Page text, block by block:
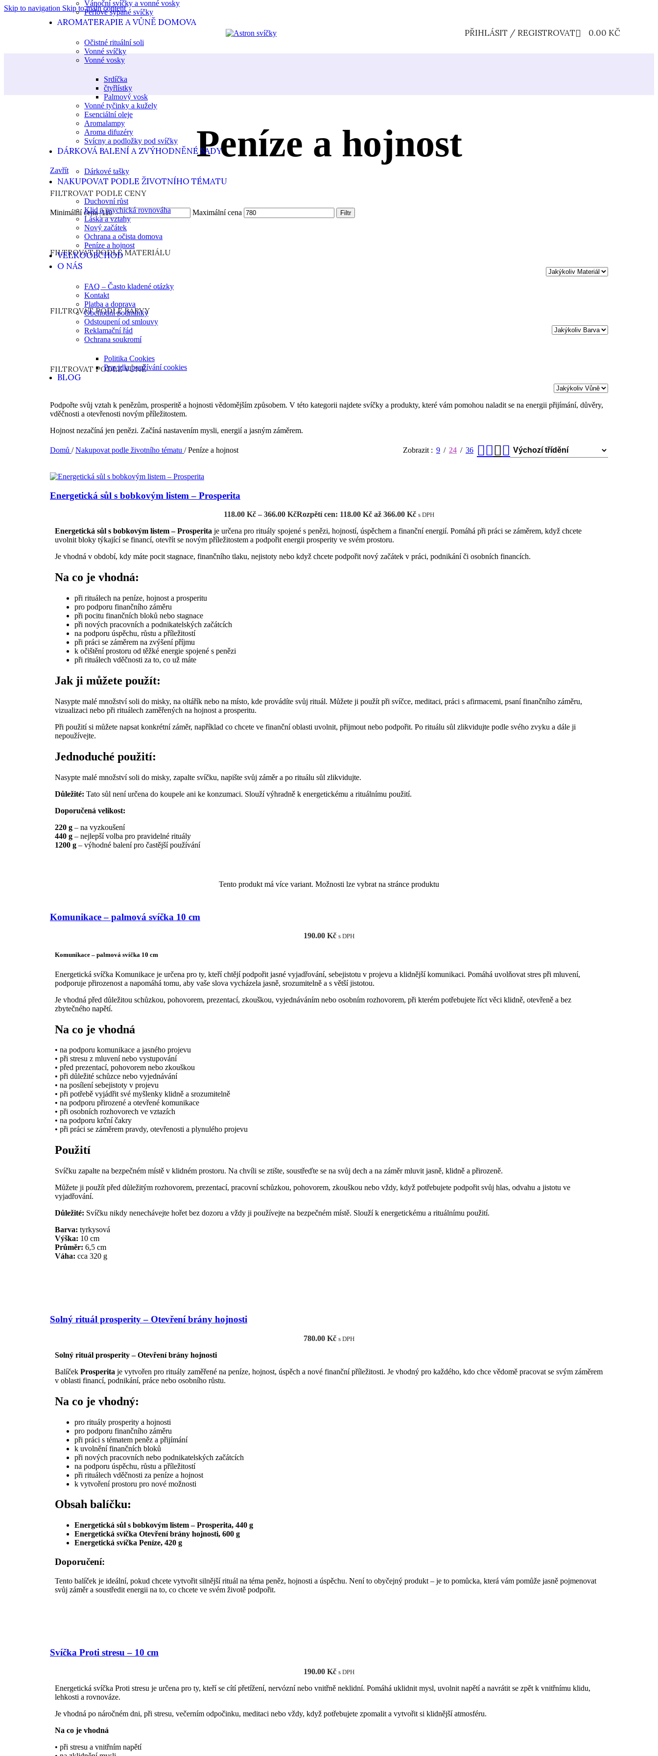
Skip to navigation Skip to main content
PŘIHLÁSIT / REGISTROVAT 0.00 KČ
Vánoční svíčky a vonné vosky
Perlové sypané svíčky
AROMATERAPIE A VŮNĚ DOMOVA
Očistné rituální soli
Vonné svíčky
Vonné vosky
Srdíčka
čtyřlístky
Palmový vosk
Vonné tyčinky a kužely
Esenciální oleje
Aromalampy
Aroma difuzéry
Svícny a podložky pod svíčky
DÁRKOVÁ BALENÍ A ZVÝHODNĚNÉ SADY
Dárkové tašky
NAKUPOVAT PODLE ŽIVOTNÍHO TÉMATU
Duchovní růst
Klid a psychická rovnováha
Láska a vztahy
Nový začátek
Ochrana a očista domova
Peníze a hojnost
VELKOOBCHOD
O NÁS
FAQ – Často kladené otázky
Kontakt
Platba a doprava
Obchodní podmínky
Odstoupení od smlouvy
Reklamační řád
Ochrana soukromí
Politika Cookies
Pravidla používání cookies
BLOG
Peníze a hojnost
Zavřít
FILTROVAT PODLE CENY
Minimální cena Maximální cena Filtr
FILTROVAT PODLE MATERIÁLU
FILTROVAT PODLE BARVY
FILTROVAT PODLE VŮNĚ
Podpořte svůj vztah k penězům, prosperitě a hojnosti vědomějším způsobem. V této kategorii najdete svíčky a produkty, které vám pomohou naladit se na energii přijímání, důvěry,
vděčnosti a otevřenosti novým příležitostem.
Hojnost nezačíná jen penězi. Začíná nastavením mysli, energií a jasným záměrem.
Domů / Nakupovat podle životního tématu / Peníze a hojnost Zobrazit 9 24 36
Energetická sůl s bobkovým listem – Prosperita
118.00 Kč – 366.00 KčRozpětí cen: 118.00 Kč až 366.00 Kč s DPH
Energetická sůl s bobkovým listem – Prosperita je určena pro rituály spojené s penězi, hojností, úspěchem a finanční energií. Pomáhá při práci se záměrem, když chcete
uvolnit bloky týkající se financí, otevřít se novým příležitostem a podpořit energii prosperity ve svém prostoru.
Je vhodná v období, kdy máte pocit stagnace, finančního tlaku, nejistoty nebo když chcete podpořit nový začátek v práci, podnikání či osobních financích.
Na co je vhodná:
při rituálech na peníze, hojnost a prosperitu
pro podporu finančního záměru
při pocitu finančních bloků nebo stagnace
při nových pracovních a podnikatelských začátcích
na podporu úspěchu, růstu a příležitostí
při práci se záměrem na zvýšení příjmu
k očištění prostoru od těžké energie spojené s penězi
při rituálech vděčnosti za to, co už máte
Jak ji můžete použít:
Nasypte malé množství soli do misky, na oltářík nebo na místo, kde provádíte svůj rituál. Můžete ji použít při svíčce, meditaci, práci s afirmacemi, psaní finančního záměru,
vizualizaci nebo při rituálech zaměřených na hojnost a prosperitu.
Při použití si můžete napsat konkrétní záměr, například co chcete ve finanční oblasti uvolnit, přijmout nebo podpořit. Po rituálu sůl zlikvidujte podle svého zvyku a dále ji
nepoužívejte.
Jednoduché použití:
Nasypte malé množství soli do misky, zapalte svíčku, napište svůj záměr a po rituálu sůl zlikvidujte.
Důležité: Tato sůl není určena do koupele ani ke konzumaci. Slouží výhradně k energetickému a rituálnímu použití.
Doporučená velikost:
220 g – na vyzkoušení
440 g – nejlepší volba pro pravidelné rituály
1200 g – výhodné balení pro častější používání
Tento produkt má více variant. Možnosti lze vybrat na stránce produktu
Komunikace – palmová svíčka 10 cm
190.00 Kč s DPH
Komunikace – palmová svíčka 10 cm
Energetická svíčka Komunikace je určena pro ty, kteří chtějí podpořit jasné vyjadřování, sebejistotu v projevu a klidnější komunikaci. Pomáhá uvolňovat stres při mluvení,
podporuje přirozenost a napomáhá tomu, aby vaše slova vycházela jasně, srozumitelně a s větší jistotou.
Je vhodná před důležitou schůzkou, pohovorem, prezentací, zkouškou, vyjednáváním nebo osobním rozhovorem, při kterém potřebujete říct věci klidně, otevřeně a bez
zbytečného napětí.
Na co je vhodná
• na podporu komunikace a jasného projevu
• při stresu z mluvení nebo vystupování
• před prezentací, pohovorem nebo zkouškou
• při důležité schůzce nebo vyjednávání
• na posílení sebejistoty v projevu
• při potřebě vyjádřit své myšlenky klidně a srozumitelně
• na podporu přirozené a otevřené komunikace
• při osobních rozhovorech ve vztazích
• na podporu krční čakry
• při práci se záměrem pravdy, otevřenosti a plynulého projevu
Použití
Svíčku zapalte na bezpečném místě v klidném prostoru. Na chvíli se ztište, soustřeďte se na svůj dech a na záměr mluvit jasně, klidně a přirozeně.
Můžete ji použít před důležitým rozhovorem, prezentací, pracovní schůzkou, pohovorem, zkouškou nebo vždy, když potřebujete podpořit svůj hlas, odvahu a jistotu ve
vyjadřování.
Důležité: Svíčku nikdy nenechávejte hořet bez dozoru a vždy ji používejte na bezpečném místě. Slouží k energetickému a rituálnímu použití.
Barva: tyrkysová
Výška: 10 cm
Průměr: 6,5 cm
Váha: cca 320 g
Solný rituál prosperity – Otevření brány hojnosti
780.00 Kč s DPH
Solný rituál prosperity – Otevření brány hojnosti
Balíček Prosperita je vytvořen pro rituály zaměřené na peníze, hojnost, úspěch a nové finanční příležitosti. Je vhodný pro každého, kdo chce vědomě pracovat se svým záměrem
v oblasti financí, podnikání, práce nebo osobního růstu.
Na co je vhodný:
pro rituály prosperity a hojnosti
pro podporu finančního záměru
při práci s tématem peněz a přijímání
k uvolnění finančních bloků
při nových pracovních nebo podnikatelských začátcích
na podporu úspěchu, růstu a příležitostí
při rituálech vděčnosti za peníze a hojnost
k vytvoření prostoru pro nové možnosti
Obsah balíčku:
Energetická sůl s bobkovým listem – Prosperita, 440 g
Energetická svíčka Otevření brány hojnosti, 600 g
Energetická svíčka Peníze, 420 g
Doporučení:
Tento balíček je ideální, pokud chcete vytvořit silnější rituál na téma peněz, hojnosti a úspěchu. Není to obyčejný produkt – je to pomůcka, která vám pomůže jasně pojmenovat
svůj záměr a soustředit energii na to, co chcete ve svém životě podpořit.
Svíčka Proti stresu – 10 cm
190.00 Kč s DPH
Energetická svíčka Proti stresu je určena pro ty, kteří se cítí přetížení, nervózní nebo vnitřně neklidní. Pomáhá uklidnit mysl, uvolnit napětí a navrátit se zpět k vnitřnímu klidu,
lehkosti a rovnováze.
Je vhodná po náročném dni, při stresu, večerním odpočinku, meditaci nebo vždy, když potřebujete zpomalit a vytvořit si klidnější atmosféru.
Na co je vhodná
• při stresu a vnitřním napětí